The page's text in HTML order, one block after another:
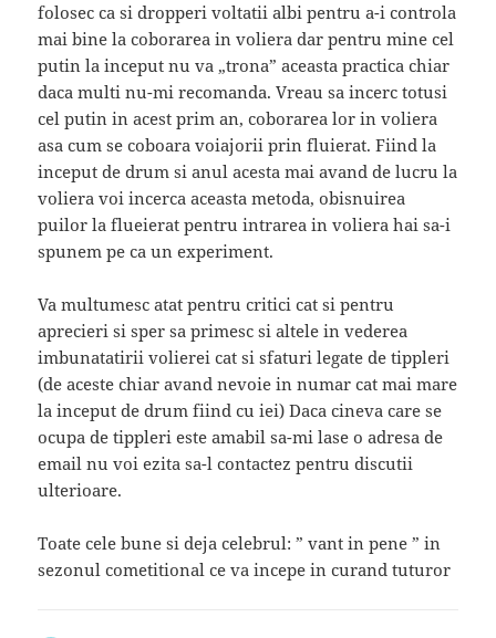
folosec ca si dropperi voltatii albi pentru a-i controla
mai bine la coborarea in voliera dar pentru mine cel
putin la inceput nu va „trona” aceasta practica chiar
daca multi nu-mi recomanda. Vreau sa incerc totusi
cel putin in acest prim an, coborarea lor in voliera
asa cum se coboara voiajorii prin fluierat. Fiind la
inceput de drum si anul acesta mai avand de lucru la
voliera voi incerca aceasta metoda, obisnuirea
puilor la flueierat pentru intrarea in voliera hai sa-i
spunem pe ca un experiment.
Va multumesc atat pentru critici cat si pentru
aprecieri si sper sa primesc si altele in vederea
imbunatatirii volierei cat si sfaturi legate de tippleri
(de aceste chiar avand nevoie in numar cat mai mare
la inceput de drum fiind cu iei) Daca cineva care se
ocupa de tippleri este amabil sa-mi lase o adresa de
email nu voi ezita sa-l contactez pentru discutii
ulterioare.
Toate cele bune si deja celebrul: ” vant in pene ” in
sezonul cometitional ce va incepe in curand tuturor